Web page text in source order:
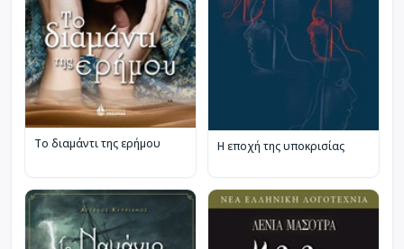
Το διαμάντι της ερήμου Η εποχή της υποκρισίας